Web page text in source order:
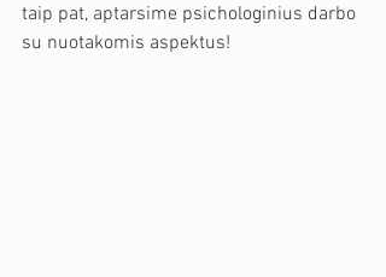
taip pat, aptarsime psichologinius darbo
su nuotakomis aspektus!